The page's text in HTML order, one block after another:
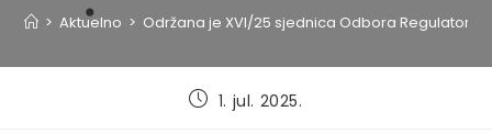
> Aktuelno > Održana je XVI/25 sjednica Odbora
Post1. jul. 2025.